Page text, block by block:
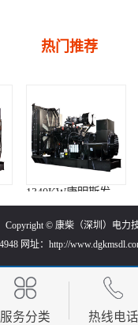
热门推荐
柴油机） 1340KW康明斯发电机组（KTA50-GS8柴油机）
1120KW康明斯发电机组（KTA50-G3柴油机） 1000KW康明斯发电机组（KTA38-G9柴油机）
Copyright © 康柴（深圳）电力
网址：http://
服务分类 热线电话